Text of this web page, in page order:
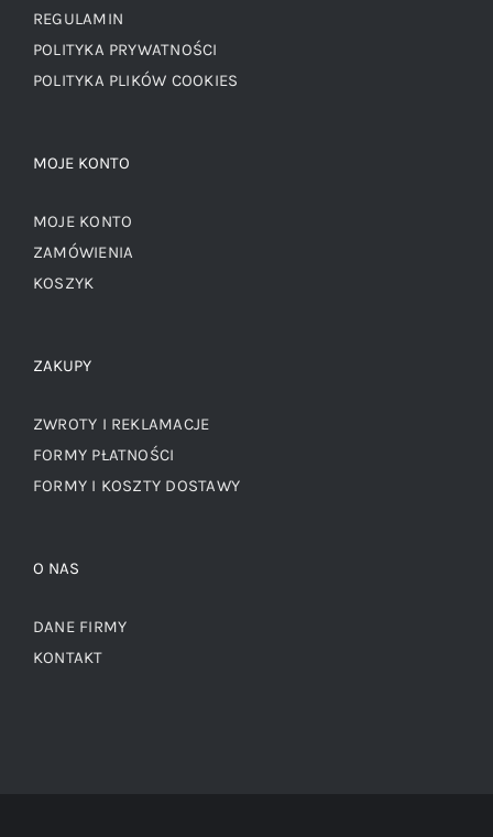
REGULAMIN
POLITYKA PRYWATNOŚCI
POLITYKA PLIKÓW COOKIES
MOJE KONTO
MOJE KONTO
ZAMÓWIENIA
KOSZYK
ZAKUPY
ZWROTY I REKLAMACJE
FORMY PŁATNOŚCI
FORMY I KOSZTY DOSTAWY
O NAS
DANE FIRMY
KONTAKT